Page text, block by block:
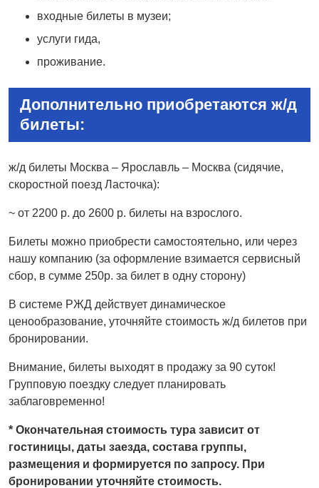
входные билеты в музеи;
услуги гида,
проживание.
Дополнительно приобретаются ж/д
билеты:
ж/д билеты Москва – Ярославль – Москва (сидячие,
скоростной поезд Ласточка):
~ от 2200 р. до 2600 р. билеты на взрослого.
Билеты можно приобрести самостоятельно, или через
нашу компанию (за оформление взимается сервисный
сбор, в сумме 250р. за билет в одну сторону)
В системе РЖД действует динамическое
ценообразование, уточняйте стоимость ж/д билетов при
бронировании.
Внимание, билеты выходят в продажу за 90 суток!
Групповую поездку следует планировать
заблаговременно!
* Окончательная стоимость тура зависит от
гостиницы, даты заезда, состава группы,
размещения и формируется по запросу. При
бронировании уточняйте стоимость.